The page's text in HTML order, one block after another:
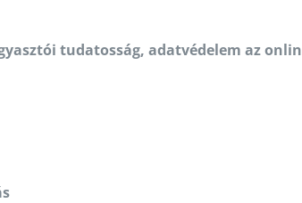
tudatosság, adatvédelem az